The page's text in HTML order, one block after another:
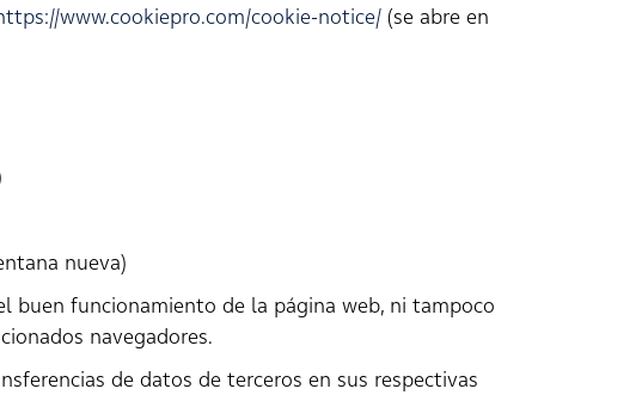
www.cookiepro.com/cookie-notice/ (se abre en
nueva)
buen funcionamiento de la página web, ni tampoco
navegadores.
de datos de terceros en sus respectivas